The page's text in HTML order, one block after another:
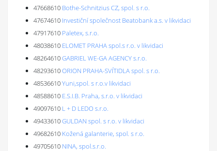
47668610 Bothe-Schnitzius CZ, spol. s r.o.
47674610 Investiční společnost Beatobank a.s. v likvidaci
47917610 Paletex, s.r.o.
48038610 ELOMET PRAHA spol.s r.o. v likvidaci
48264610GABRIEL WE-GA AGENCY s.r.o.
48293610ORION PRAHA-SVÍTIDLA spol. s r.o.
48536610Yuni,spol. s r.o.v likvidaci
48588610 E.S.I.B. Praha, s.r.o. v likvidaci
49097610 L + D LEDO s.r.o.
49433610GULDAN spol. s r.o. v likvidaci
49682610 Kožená galanterie, spol. s r.o.
49705610 NINA, spol.s.r.o.